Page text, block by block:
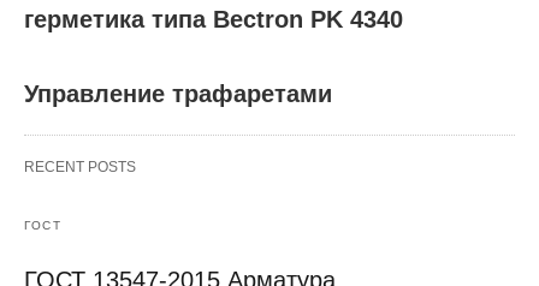
герметика типа Bectron PK 4340
Управление трафаретами
RECENT POSTS
ГОСТ
ГОСТ 13547-2015 Арматура